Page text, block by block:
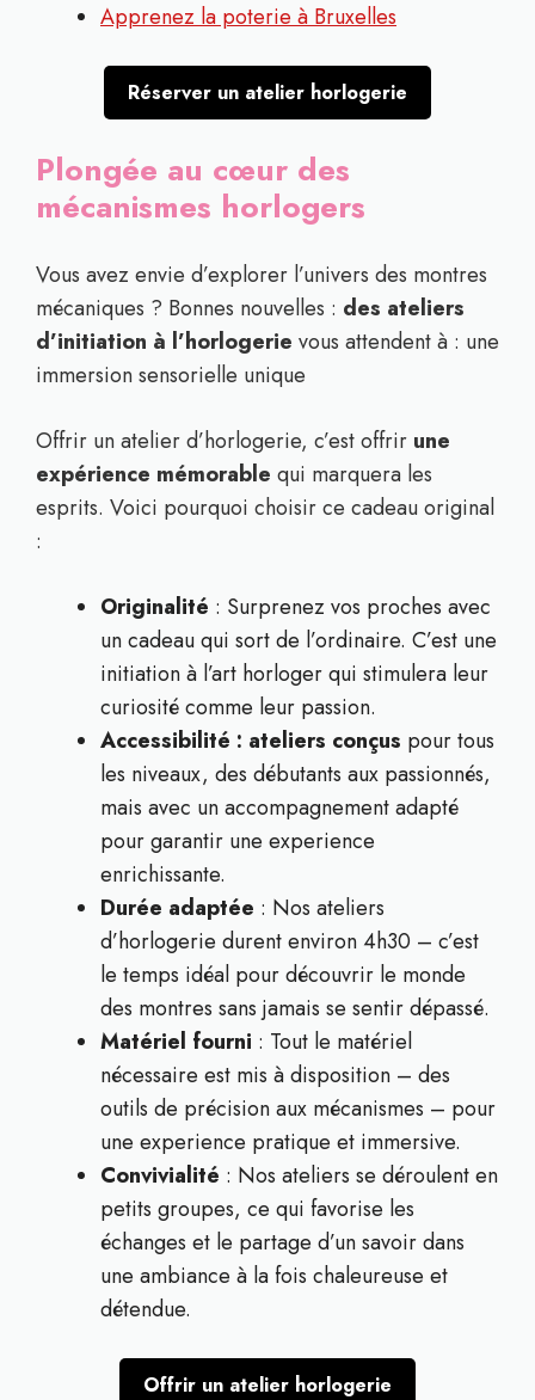
Apprenez la poterie à Bruxelles
Réserver un atelier horlogerie
Plongée au cœur des
mécanismes horlogers
Vous avez envie d’explorer l’univers des montres
mécaniques ? Bonnes nouvelles : des ateliers
d’initiation à l’horlogerie vous attendent à : une
immersion sensorielle unique
Offrir un atelier d’horlogerie, c’est offrir une
expérience mémorable qui marquera les
esprits. Voici pourquoi choisir ce cadeau original
:
Originalité : Surprenez vos proches avec
un cadeau qui sort de l’ordinaire. C’est une
initiation à l’art horloger qui stimulera leur
curiosité comme leur passion.
Accessibilité : ateliers conçus pour tous
les niveaux, des débutants aux passionnés,
mais avec un accompagnement adapté
pour garantir une experience
enrichissante.
Durée adaptée : Nos ateliers
d’horlogerie durent environ 4h30 – c’est
le temps idéal pour découvrir le monde
des montres sans jamais se sentir dépassé.
Matériel fourni : Tout le matériel
nécessaire est mis à disposition – des
outils de précision aux mécanismes – pour
une experience pratique et immersive.
Convivialité : Nos ateliers se déroulent en
petits groupes, ce qui favorise les
échanges et le partage d’un savoir dans
une ambiance à la fois chaleureuse et
détendue.
Offrir un atelier horlogerie